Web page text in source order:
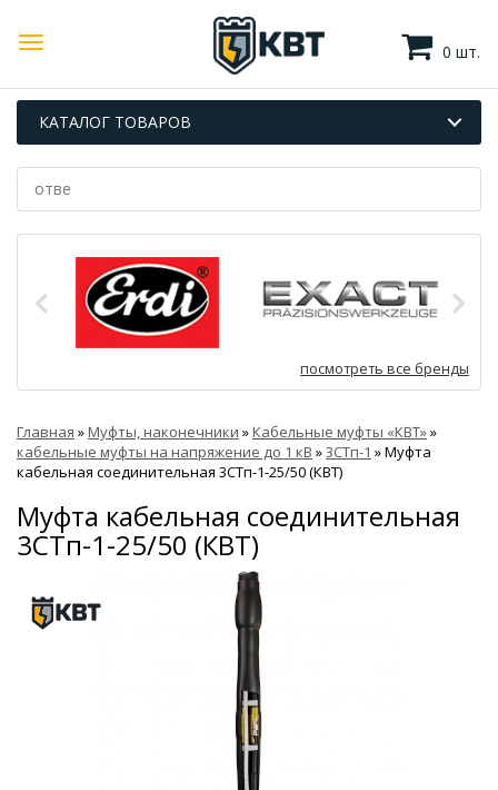
0 шт.
КАТАЛОГ ТОВАРОВ
посмотреть все бренды
Главная »Муфты, наконечники »Кабельные муфты «КВТ»»
кабельные муфты на напряжение до 1 кВ »3СТп-1 »Муфта
кабельная соединительная 3СТп-1-25/50 (КВТ)
Муфта кабельная соединительная
3СТп-1-25/50 (КВТ)